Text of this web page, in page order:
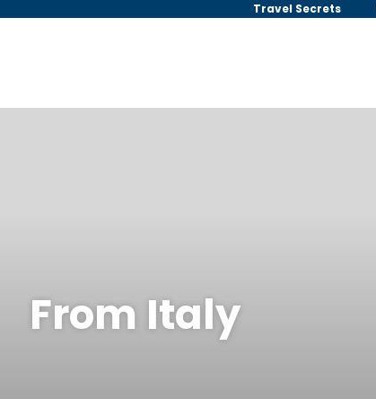
Travel Secrets
From Italy